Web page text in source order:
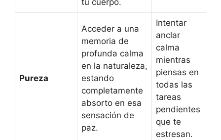
tu cuerpo.
Pureza
Acceder a una
memoria de
profunda calma
en la naturaleza,
estando
completamente
absorto en esa
sensación de
paz.
Intentar
anclar
calma
mientras
piensas en
todas las
tareas
pendientes
que te
estresan.